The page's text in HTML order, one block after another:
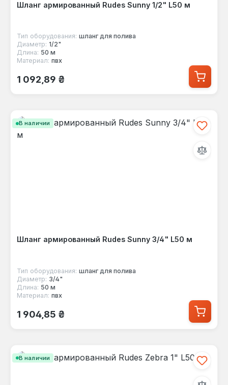
Шланг армированный Rudes Sunny 1/2" L50 м
Тип оборудования: шланг для полива
Диаметр: 1/2"
Длина: 50 м
Материал: пвх
Обычная цена:
1 092,89 ₴
В наличии
Шланг армированный Rudes Sunny 3/4" L50 м
Тип оборудования: шланг для полива
Диаметр: 3/4"
Длина: 50 м
Материал: пвх
Обычная цена:
1 904,85 ₴
В наличии